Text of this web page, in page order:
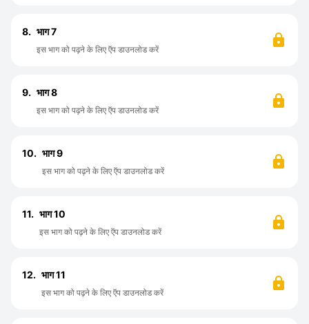
8. भाग 7
इस भाग को पढ़ने के लिए ऍप डाउनलोड करें
9. भाग 8
इस भाग को पढ़ने के लिए ऍप डाउनलोड करें
10. भाग 9
इस भाग को पढ़ने के लिए ऍप डाउनलोड करें
11. भाग 10
इस भाग को पढ़ने के लिए ऍप डाउनलोड करें
12. भाग 11
इस भाग को पढ़ने के लिए ऍप डाउनलोड करें